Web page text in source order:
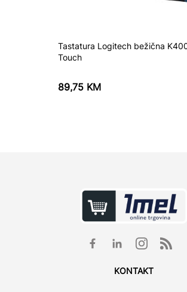
Tastatura Logitech bežična
Touch
89,75 KM
KONTAKT